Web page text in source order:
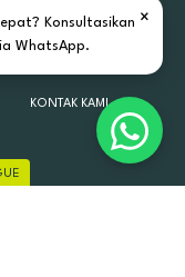
INSPIRASI
KONTAK KAMI
×
Konsultasikan
WhatsApp.